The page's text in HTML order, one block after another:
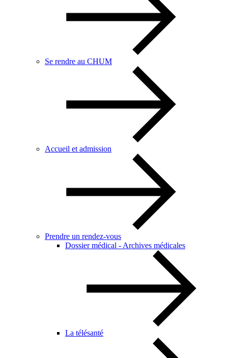
Se rendre au CHUM
Accueil et admission
Prendre un rendez-vous
Dossier médical - Archives médicales
La télésanté